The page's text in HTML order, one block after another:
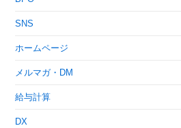
SNS
ホームページ
メルマガ・DM
給与計算
DX